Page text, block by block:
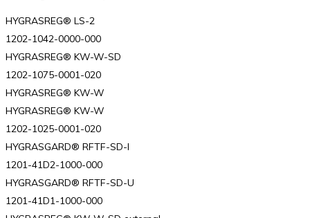
HYGRASREG® LS-2
1202-1042-0000-000
HYGRASREG® KW-W-SD
1202-1075-0001-020
HYGRASREG® KW-W
HYGRASREG® KW-W
1202-1025-0001-020
HYGRASGARD® RFTF-SD-I
1201-41D2-1000-000
HYGRASGARD® RFTF-SD-U
1201-41D1-1000-000